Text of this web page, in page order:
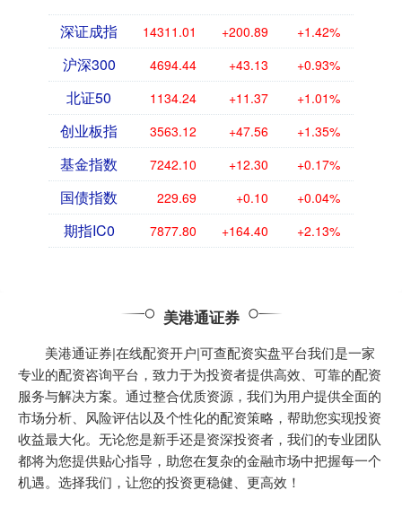
深证成指 14311.01 +200.89 +1.42%
沪深300 4694.44 +43.13 +0.93%
北证50 1134.24 +11.37 +1.01%
创业板指 3563.12 +47.56 +1.35%
基金指数 7242.10 +12.30 +0.17%
国债指数 229.69 +0.10 +0.04%
期指IC0 7877.80 +164.40 +2.13%
美港通证券
美港通证券|在线配资开户|可查配资实盘平台我们是一家
专业的配资咨询平台，致力于为投资者提供高效、可靠的配资
服务与解决方案。通过整合优质资源，我们为用户提供全面的
市场分析、风险评估以及个性化的配资策略，帮助您实现投资
收益最大化。无论您是新手还是资深投资者，我们的专业团队
都将为您提供贴心指导，助您在复杂的金融市场中把握每一个
机遇。选择我们，让您的投资更稳健、更高效！